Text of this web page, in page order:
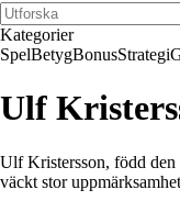
Kategorier
SpelBetygBonusStrategi
Ulf
Ulf Kristersson, född den
väckt stor